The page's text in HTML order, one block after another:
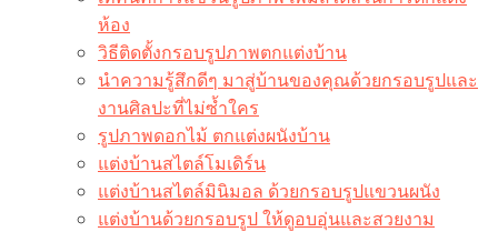
ห้อง
วิธีติดตั้งกรอบรูปภาพตกแต่งบ้าน
นำความรู้สึกดีๆ มาสู่บ้านของคุณด้วยกรอบรูปและ
งานศิลปะที่ไม่ซ้ำใคร
รูปภาพดอกไม้ ตกแต่งผนังบ้าน
แต่งบ้านสไตล์โมเดิร์น
แต่งบ้านสไตล์มินิมอล ด้วยกรอบรูปแขวนผนัง
แต่งบ้านด้วยกรอบรูป ให้ดูอบอุ่นและสวยงาม